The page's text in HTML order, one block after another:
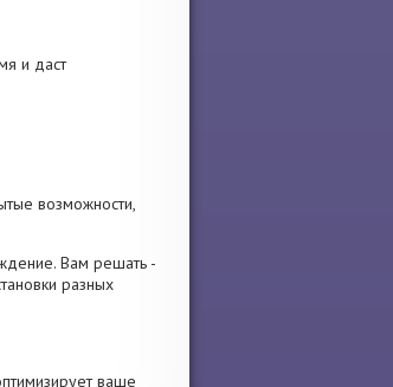
и даст
возможности,
Вам решать -
разных
ваше